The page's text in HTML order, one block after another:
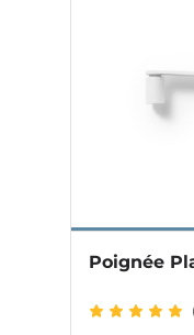
Poignée